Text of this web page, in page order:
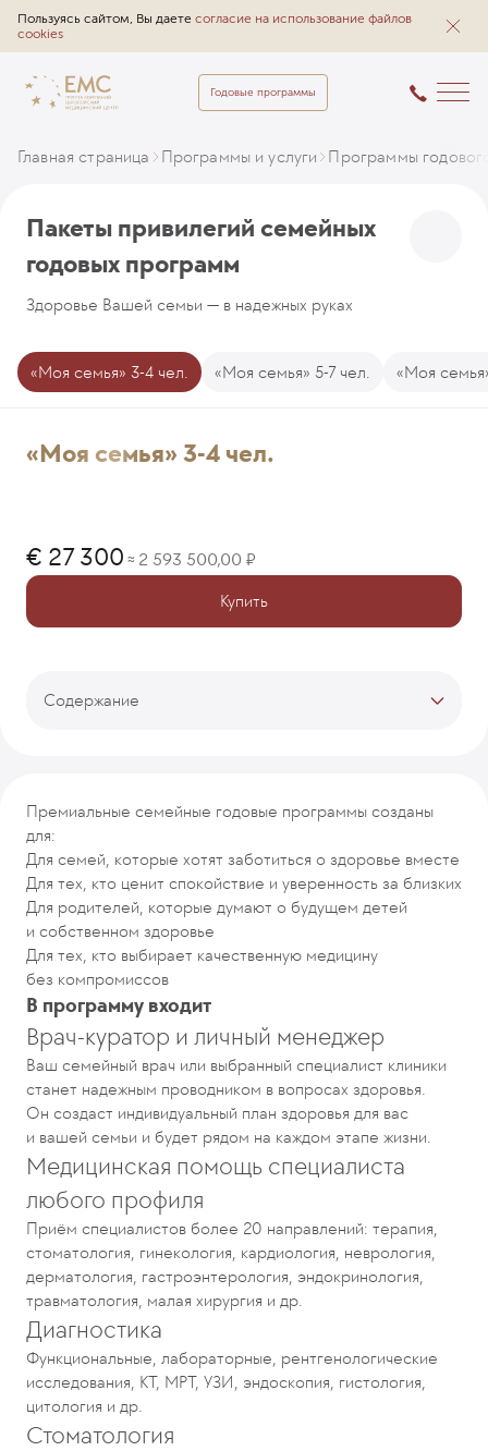
Пользуясь сайтом, Вы даете согласие на использование файлов
cookies
Годовые программы
Главная страница Программы и услуги Программы
Пакеты привилегий семейных
годовых программ
Здоровье Вашей семьи — в надежных руках
«Моя семья» 3-4 чел. «Моя семья» 5-7 чел. «Моя
«Моя семья» 3-4 чел.
Купить
27 300 ≈ 2 593 500,00
Содержание
программы
Врачи-кураторы
Рекомендуемые программы
Премиальные семейные годовые программы созданы
для:
Для семей, которые хотят заботиться о здоровье вместе
Для тех, кто ценит спокойствие и уверенность за близких
Для родителей, которые думают о будущем детей
и собственном здоровье
Для тех, кто выбирает качественную медицину
без компромиссов
В программу входит
Врач-куратор и личный менеджер
Ваш семейный врач или выбранный специалист клиники
станет надежным проводником в вопросах здоровья.
Он создаст индивидуальный план здоровья для вас
и вашей семьи и будет рядом на каждом этапе жизни.
Медицинская помощь специалиста
любого профиля
Приём специалистов более 20 направлений: терапия,
стоматология, гинекология, кардиология, неврология,
дерматология, гастроэнтерология, эндокринология,
травматология, малая хирургия и др.
Диагностика
Функциональные, лабораторные, рентгенологические
исследования, КТ, МРТ, УЗИ, эндоскопия, гистология,
цитология и др.
Стоматология